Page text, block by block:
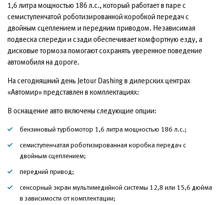
1,6 литра мощностью 186 л.с., который работает в паре с
семиступенчатой роботизированной коробкой передач с
двойным сцеплением и передним приводом. Независимая
подвеска спереди и сзади обеспечивает комфортную езду, а
дисковые тормоза помогают сохранять уверенное поведение
автомобиля на дороге.
На сегодняшний день Jetour Dashing в дилерских центрах
«Автомир» представлен в комплектациях:
В оснащение авто включены следующие опции:
бензиновый турбомотор 1,6 литра мощностью 186 л.с.;
семиступенчатая роботизированная коробка передач с
двойным сцеплением;
передний привод;
сенсорный экран мультимедийной системы 12,8 или 15,6 дюйма
в зависимости от комплектации;